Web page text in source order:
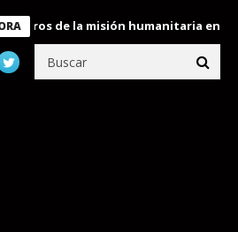
de la misión humanitaria enviada a